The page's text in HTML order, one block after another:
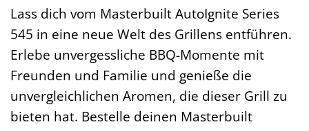
Lass dich vom Masterbuilt AutoIgnite Series
545 in eine neue Welt des Grillens entführen.
Erlebe unvergessliche BBQ-Momente mit
Freunden und Familie und genieße die
unvergleichlichen Aromen, die dieser Grill zu
bieten hat. Bestelle deinen Masterbuilt